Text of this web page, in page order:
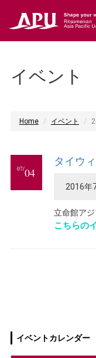
イベント
Home イベント
07/04
タイウ
2016年
立命館ア
こちらの
イベントカレンダー